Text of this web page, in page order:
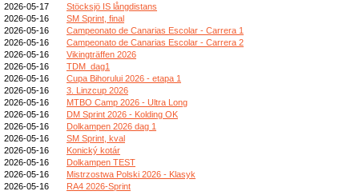
2026-05-17
Stöcksjö IS långdistans
2026-05-16
SM Sprint, final
2026-05-16
Campeonato de Canarias Escolar - Carrera 1
2026-05-16
Campeonato de Canarias Escolar - Carrera 2
2026-05-16
Vikingträffen 2026
2026-05-16
TDM_dag1
2026-05-16
Cupa Bihorului 2026 - etapa 1
2026-05-16
3. Linzcup 2026
2026-05-16
MTBO Camp 2026 - Ultra Long
2026-05-16
DM Sprint 2026 - Kolding OK
2026-05-16
Dolkampen 2026 dag 1
2026-05-16
SM Sprint, kval
2026-05-16
Konický kotár
2026-05-16
Dolkampen TEST
2026-05-16
Mistrzostwa Polski 2026 - Klasyk
2026-05-16
RA4 2026-Sprint